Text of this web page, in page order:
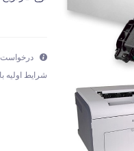
درخواست
شرایط اولیه